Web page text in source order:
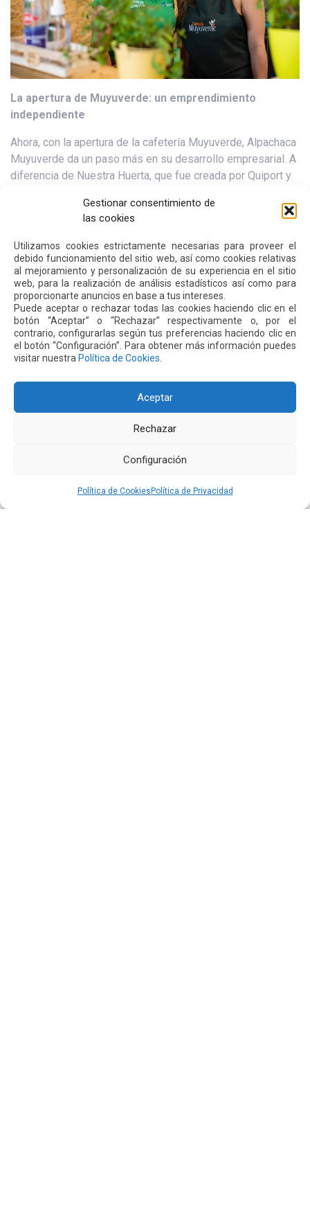
Gestionar consentimiento de
las cookies
Utilizamos cookies estrictamente necesarias para proveer el
debido funcionamiento del sitio web, así como cookies relativas
al mejoramiento y personalización de su experiencia en el sitio
web, para la realización de análisis estadísticos así como para
proporcionarte anuncios en base a tus intereses.
Puede aceptar o rechazar todas las cookies haciendo clic en el
botón “Aceptar” o “Rechazar” respectivamente o, por el
contrario, configurarlas según tus preferencias haciendo clic en
el botón “Configuración”. Para obtener más información puedes
visitar nuestra Política de Cookies
Aceptar
Rechazar
Configuración
Política de Cookies Política de Privacidad
La apertura de Muyuverde: un emprendimiento
independiente
Ahora, con la apertura de la cafetería Muyuverde, Alpachaca
Muyuverde da un paso más en su desarrollo empresarial. A
diferencia de Nuestra Huerta, que fue creada por Quiport y
una marca propia de Alpachaca Muyuverde. En este nuevo
espacio, se ofrecerá una selección variada de productos
elaborados por los mismos productores locales,
destacando la calidad y el esfuerzo de las comunidades.
Ramón Miró, presidente y director general de Quiport,
destacó: «Estamos orgullosos de ver cómo los socios de
Alpachaca Muyuverde han evolucionado hacia empresarios
exitosos. La apertura de la cafetería Muyuverde es un
testimonio del esfuerzo y dedicación de estas
programa de valor compartido Nuestra Huerta en su
Noticias